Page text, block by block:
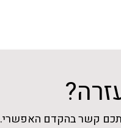
אתכם קשר בהקדם האפשרי.